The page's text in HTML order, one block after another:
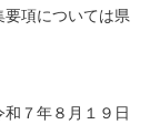
項については県
７年８月１９日